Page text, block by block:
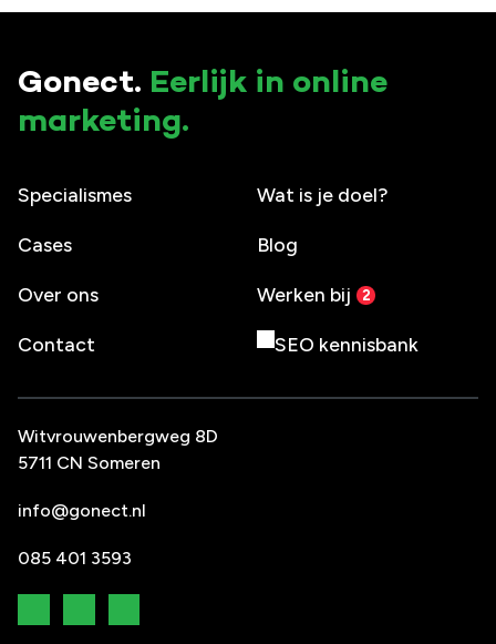
Gonect. Eerlijk in online
marketing.
Specialismes Wat is je doel?
Cases Blog
Over ons Werken bij
Contact SEO kennisbank
Witvrouwenbergweg 8D
5711 CN Someren
info@gonect.nl
085 401 3593